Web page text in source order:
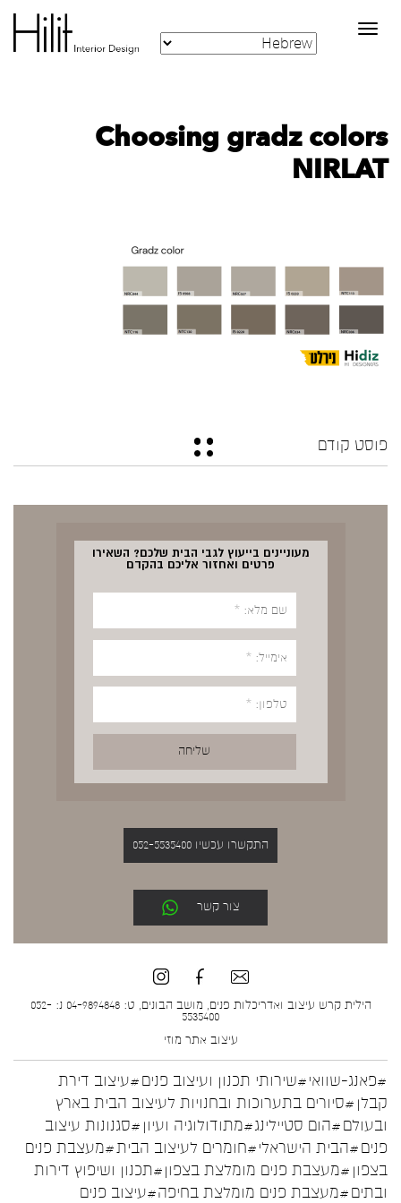
Toggle
navigation
Choosing gradz colors
NIRLAT
פוסט קודם
מעוניינים בייעוץ לגבי הבית שלכם? השאירו
פרטים ואחזור אליכם בהקדם
התקשרו עכשיו 052-5535400
צור קשר
הילית קרש עיצוב ואדריכלות פנים, מושב הבונים, ט: 04-9894848 נ: 052-
5535400
עיצוב אתר מוזי
#פאנג-שוואי#שירותי תכנון ועיצוב פנים#עיצוב דירת
קבלן #סיורים בתערוכות ובחנויות לעיצוב הבית בארץ
ובעולם#הום סטיילינג#מתודולוגיה ועיון #סגנונות עיצוב
פנים#הבית הישראלי#חומרים לעיצוב הבית#מעצבת פנים
בצפון #מעצבת פנים מומלצת בצפון#תכנון ושיפוץ דירות
ובתים#מעצבת פנים מומלצת בחיפה#עיצוב פנים